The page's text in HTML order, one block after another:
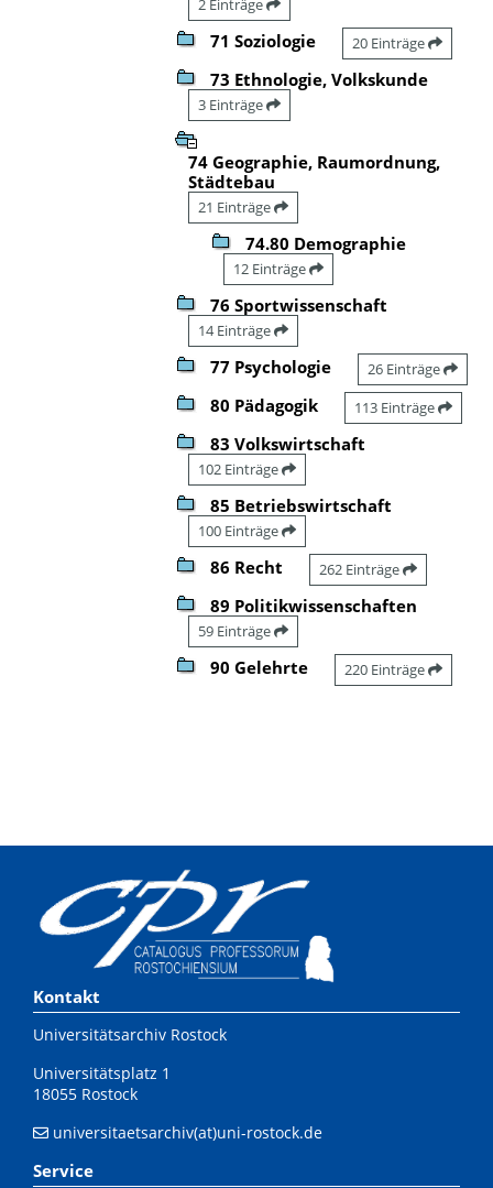
2 Einträge
71 Soziologie 20 Einträge
73 Ethnologie, Volkskunde
3 Einträge
74 Geographie, Raumordnung,
Städtebau
21 Einträge
74.80 Demographie
12 Einträge
76 Sportwissenschaft
14 Einträge
77 Psychologie 26 Einträge
80 Pädagogik 113 Einträge
83 Volkswirtschaft
102 Einträge
85 Betriebswirtschaft
100 Einträge
86 Recht 262 Einträge
89 Politikwissenschaften
59 Einträge
90 Gelehrte 220 Einträge
Kontakt
Universitätsarchiv Rostock
Universitätsplatz 1
18055 Rostock
universitaetsarchiv(at)uni-rostock.de
Service